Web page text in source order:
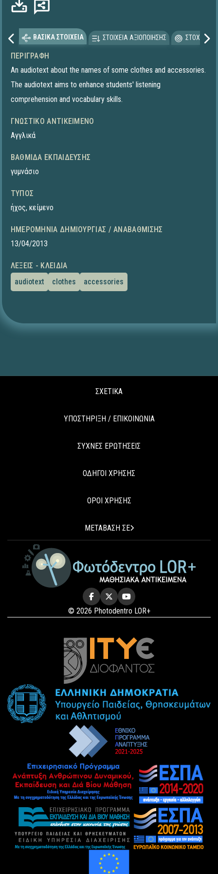
ΒΑΣΙΚΑ ΣΤΟΙΧΕΙΑ ΣΤΟΙΧΕΙΑ ΑΞΙΟΠΟΙΗΣΗΣ
ΠΕΡΙΓΡΑΦΉ
An audiotext about the names of some clothes and accessories.
The audiotext aims to enhance students' listening
comprehension and vocabulary skills.
ΓΝΩΣΤΙΚΌ ΑΝΤΙΚΕΊΜΕΝΟ
Αγγλικά
ΒΑΘΜΊΔΑ ΕΚΠΑΊΔΕΥΣΗΣ
γυμνάσιο
ΤΎΠΟΣ
ήχος, κείμενο
ΗΜΕΡΟΜΗΝΊΑ ΔΗΜΙΟΥΡΓΊΑΣ / ΑΝΑΒΆΘΜΙΣΗΣ
13/04/2013
ΛΈΞΕΙΣ - ΚΛΕΙΔΙΆ
audiotext
clothes accessories
ΣΧΕΤΙΚΑ
ΥΠΟΣΤΗΡΙΞΗ / ΕΠΙΚΟΙΝΩΝΙΑ
ΣΥΧΝΕΣ ΕΡΩΤΗΣΕΙΣ
ΟΔΗΓΟΙ ΧΡΗΣΗΣ
ΟΡΟΙ ΧΡΗΣΗΣ
ΜΕΤΑΒΑΣΗ ΣΕ
© 2026 Photodentro LOR+